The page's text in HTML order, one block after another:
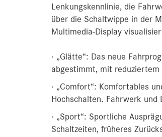
Lenkungskennlinie, die
über die Schaltwippe in der
Multimedia-Display
· „Glätte“: Das neue
abgestimmt, mit
· „Comfort“: Komfortables
Hochschalten. Fahrwerk
· „Sport“: Sportliche
Schaltzeiten, früheres